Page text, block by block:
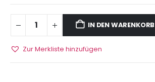
IN DEN WARENKORB
Zur Merkliste hinzufügen